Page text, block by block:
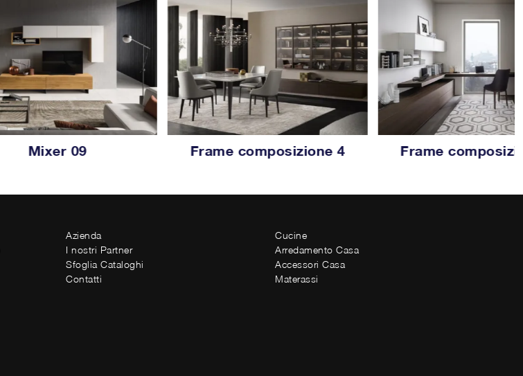
Mixer 09 Frame composizione 4 Frame
Azienda
I nostri Partner
Sfoglia Cataloghi
Contatti
Cucine
Arredamento Casa
Accessori Casa
Materassi